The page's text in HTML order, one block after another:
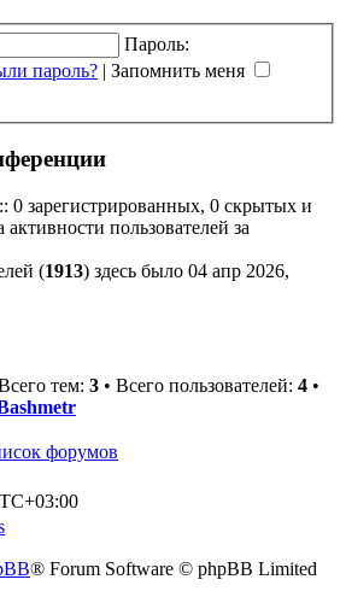
Пароль:
пароль? | Запомнить меня
0 зарегистрированных, 0 скрытых и
пользователей за
(1913) здесь было 04 апр 2026,
тем: 3 • Всего пользователей: 4 •
форумов
® Forum Software © phpBB Limited